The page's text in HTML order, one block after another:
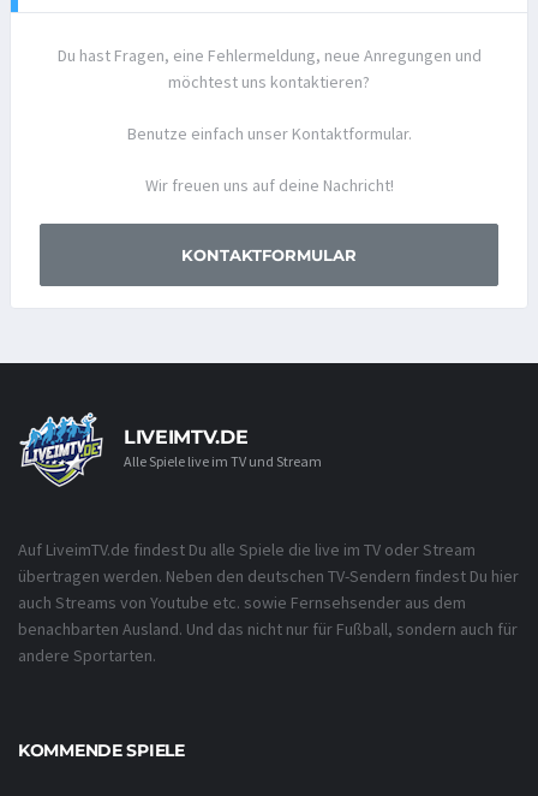
Du hast Fragen, eine Fehlermeldung, neue Anregungen und
möchtest uns kontaktieren?
Benutze einfach unser Kontaktformular.
Wir freuen uns auf deine Nachricht!
KONTAKTFORMULAR
LIVEIMTV.DE
Alle Spiele live im TV und Stream
Auf LiveimTV.de findest Du alle Spiele die live im TV oder Stream
übertragen werden. Neben den deutschen TV-Sendern findest Du hier
auch Streams von Youtube etc. sowie Fernsehsender aus dem
benachbarten Ausland. Und das nicht nur für Fußball, sondern auch für
andere Sportarten.
KOMMENDE SPIELE